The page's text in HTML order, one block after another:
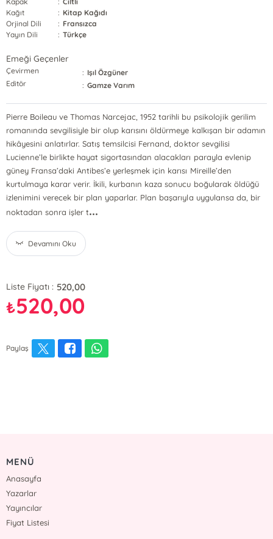
Kağıt
: Kitap Kağıdı
Orjinal Dili
: Fransızca
Yayın Dili
: Türkçe
Emeği Geçenler
Çevirmen : Işıl Özgüner
Editör
: Gamze Varım
Pierre Boileau ve Thomas Narcejac, 1952 tarihli bu psikolojik gerilim
romanında sevgilisiyle bir olup karısını öldürmeye kalkışan bir adamın
hikâyesini anlatırlar. Satış temsilcisi Fernand, doktor sevgilisi
Lucienne’le birlikte hayat sigortasından alacakları parayla evlenip
güney Fransa’daki Antibes’e yerleşmek için karısı Mireille’den
kurtulmaya karar verir. İkili, kurbanın kaza sonucu boğularak öldüğü
izlenimini verecek bir plan yaparlar. Plan başarıyla uygulansa da, bir
noktadan sonra işler t...
Devamını Oku
Liste Fiyatı : 520,00
₺520,00
Paylaş
MENÜ
Anasayfa
Yazarlar
Yayıncılar
Fiyat Listesi